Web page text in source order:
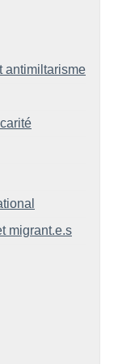
antimiltarisme
migrant.e.s